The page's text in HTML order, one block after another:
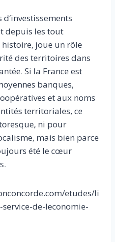
depuis les tout
joue un rôle
des territoires dans
Si la France est
banques,
et aux noms
territoriales, ce
ni pour
mais bien parce
été le cœur
etudes/li
de-leconomie-